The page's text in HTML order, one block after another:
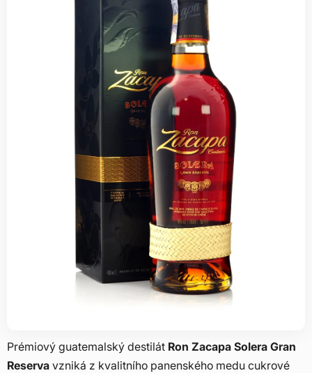
Prémiový guatemalský destilát Ron Zacapa Solera Gran
Reserva vzniká z kvalitního panenského medu cukrové
hvězdiček.